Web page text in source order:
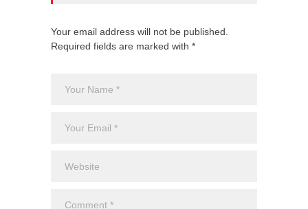
Your email address will not be published.
Required fields are marked with *